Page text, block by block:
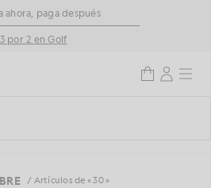
ahora, paga después
3 por 2 en Golf
predictiva
/ Artículos de « 30 »